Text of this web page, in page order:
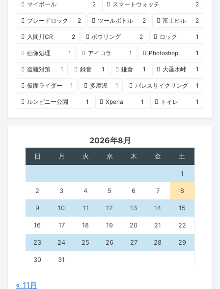
マイボール 2 スマートウォッチ 2
ブレードロック 2 ツールボトル 2 富士ヒル 2
入間川CR 2 ボウリング 2 ロック 1
画像処理 1 アイコラ 1 Photoshop 1
盗難対策 1 録音 1 鎌倉 1 大垂水峠 1
仮面ライダー 1 多摩湖 1 パレスサイクリング 1
ルンピニー公園 1 Xperia 1 トイレ 1
2026年8月
日 月 火 水 木 金 土
1
2 3 4 5 6 7 8
9 10 11 12 13 14 15
16 17 18 19 20 21 22
23 24 25 26 27 28 29
30 31
« 11月